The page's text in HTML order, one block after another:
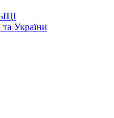
України